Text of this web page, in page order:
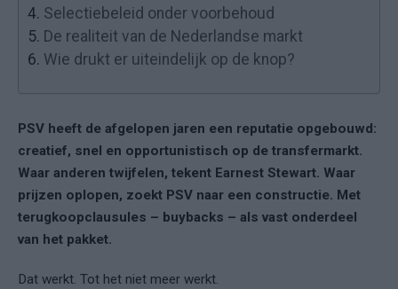
4. Selectiebeleid onder voorbehoud
5. De realiteit van de Nederlandse markt
6. Wie drukt er uiteindelijk op de knop?
PSV heeft de afgelopen jaren een reputatie opgebouwd:
creatief, snel en opportunistisch op de transfermarkt.
Waar anderen twijfelen, tekent Earnest Stewart. Waar
prijzen oplopen, zoekt PSV naar een constructie. Met
terugkoopclausules – buybacks – als vast onderdeel
van het pakket.
Dat werkt. Tot het niet meer werkt.